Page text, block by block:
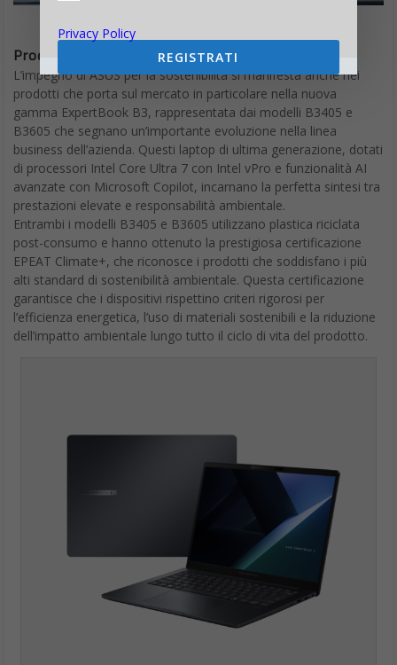
Prodotti e pratiche: l’eco-innovazione tangibile
L’impegno di ASUS per la sostenibilità si manifesta anche nei
prodotti che porta sul mercato in particolare nella nuova
gamma ExpertBook B3, rappresentata dai modelli B3405 e
B3605 che segnano un’importante evoluzione nella linea
business dell’azienda. Questi laptop di ultima generazione, dotati
di processori Intel Core Ultra 7 con Intel vPro e funzionalità AI
avanzate con Microsoft Copilot, incarnano la perfetta sintesi tra
prestazioni elevate e responsabilità ambientale.
Entrambi i modelli B3405 e B3605 utilizzano plastica riciclata
post-consumo e hanno ottenuto la prestigiosa certificazione
EPEAT Climate+, che riconosce i prodotti che soddisfano i più
alti standard di sostenibilità ambientale. Questa certificazione
garantisce che i dispositivi rispettino criteri rigorosi per
l’efficienza energetica, l’uso di materiali sostenibili e la riduzione
dell’impatto ambientale lungo tutto il ciclo di vita del prodotto.
Privacy Policy
REGISTRATI